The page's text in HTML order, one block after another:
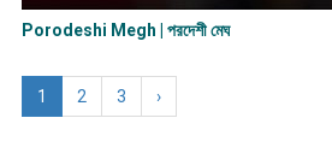
Porodeshi Megh | পরদেশী মেঘ
1 2 3 ›